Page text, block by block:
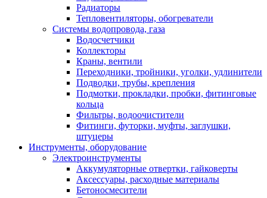
Радиаторы
Тепловентиляторы, обогреватели
Системы водопровода, газа
Водосчетчики
Коллекторы
Краны, вентили
Переходники, тройники, уголки, удлинители
Подводки, трубы, крепления
Подмотки, прокладки, пробки, фитинговые
кольца
Фильтры, водоочистители
Фитинги, футорки, муфты, заглушки,
штуцеры
Инструменты, оборудование
Электроинструменты
Аккумуляторные отвертки, гайковерты
Аксессуары, расходные материалы
Бетоносмесители